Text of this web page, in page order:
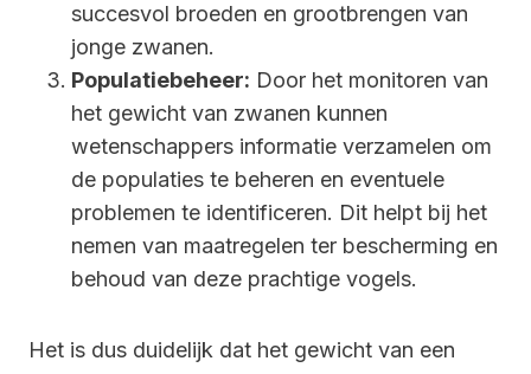
succesvol broeden en grootbrengen van
jonge zwanen.
Populatiebeheer: Door het monitoren van
het gewicht van zwanen kunnen
wetenschappers informatie verzamelen om
de populaties te beheren en eventuele
problemen te identificeren. Dit helpt bij het
nemen van maatregelen ter bescherming en
behoud van deze prachtige vogels.
Het is dus duidelijk dat het gewicht van een